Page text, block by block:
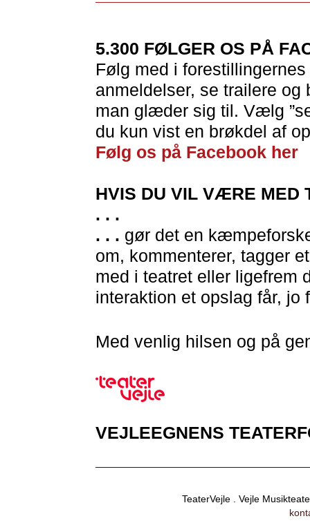
5.300 FØLGER OS PÅ
Følg med i
anmeldelser, se trailere og
man glæder sig til. Vælg
du kun vist en brøkdel af
Følg os på Facebook her
HVIS DU VIL VÆRE MED
. . .
. . . gør det en
om, kommenterer, tagger
med i teatret eller ligefrem
interaktion et opslag får, jo
Med venlig hilsen og på
VEJLEEGNENS
TeaterVejle . Vejle